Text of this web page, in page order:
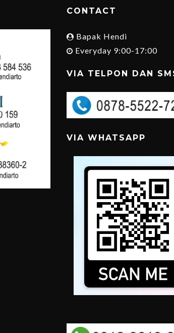
CONTACT
Bapak Hendi
Everyday 9:00-17:00
VIA TELPON DAN
VIA WHATSAPP